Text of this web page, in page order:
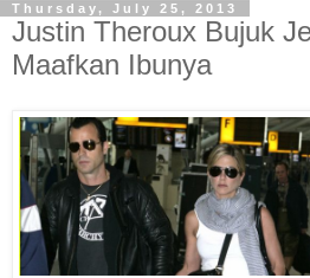
Thursday, July 25, 2013
Justin Theroux Bujuk
Maafkan Ibunya